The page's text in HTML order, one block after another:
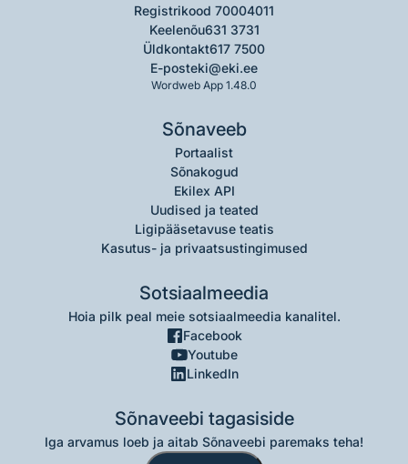
Registrikood 70004011
Keelenõu631 3731
Üldkontakt617 7500
E-posteki@eki.ee
Wordweb App 1.48.0
Sõnaveeb
Portaalist
Sõnakogud
Ekilex API
Uudised ja teated
Ligipääsetavuse teatis
Kasutus- ja privaatsustingimused
Sotsiaalmeedia
Hoia pilk peal meie sotsiaalmeedia kanalitel.
Facebook
Youtube
LinkedIn
Sõnaveebi tagasiside
Iga arvamus loeb ja aitab Sõnaveebi paremaks teha!